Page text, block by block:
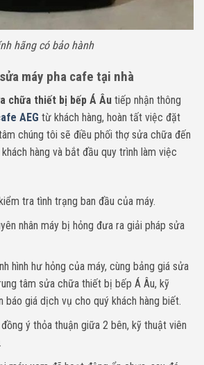
hãng có bảo hành
máy pha cafe tại nhà
chữa thiết bị bếp Á Âu tiếp nhận thông
AEG từ khách hàng, hoàn tất việc đặt
chúng tôi sẽ điều phối thợ sửa chữa đến
hàng và bắt đầu quy trình làm việc
tra tình trạng ban đầu của máy.
nhân máy bị hỏng đưa ra giải pháp sửa
hình hư hỏng của máy, cùng bảng giá sửa
tâm sửa chữa thiết bị bếp Á Âu, kỹ
báo giá dịch vụ cho quý khách hàng biết.
ý thỏa thuận giữa 2 bên, kỹ thuật viên